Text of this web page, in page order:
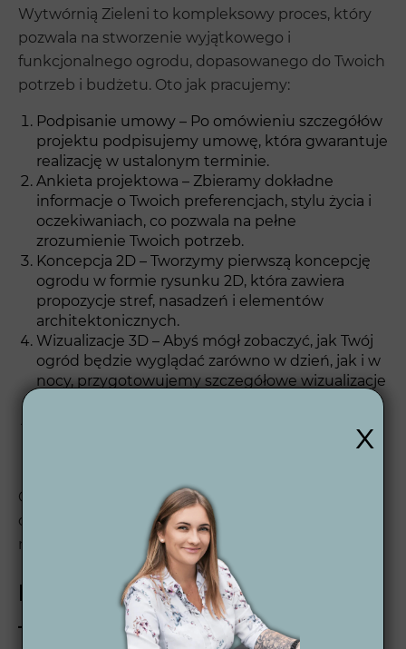
Wytwórnią Zieleni to kompleksowy proces, który
pozwala na stworzenie wyjątkowego i
funkcjonalnego ogrodu, dopasowanego do Twoich
potrzeb i budżetu. Oto jak pracujemy:
Podpisanie umowy – Po omówieniu szczegółów
projektu podpisujemy umowę, która gwarantuje
realizację w ustalonym terminie.
Ankieta projektowa – Zbieramy dokładne
informacje o Twoich preferencjach, stylu życia i
oczekiwaniach, co pozwala na pełne
zrozumienie Twoich potrzeb.
Koncepcja 2D – Tworzymy pierwszą koncepcję
ogrodu w formie rysunku 2D, która zawiera
propozycje stref, nasadzeń i elementów
architektonicznych.
Wizualizacje 3D – Abyś mógł zobaczyć, jak Twój
ogród będzie wyglądać zarówno w dzień, jak i w
nocy, przygotowujemy szczegółowe wizualizacje
dostarczamy projekt wykonawczy, który zawiera
Chcesz dowiedzieć się więcej o tym w jaki sposób
działamy? Sprawdź jak przebiega dokładnie
nasz
proces projektowania ogrodu
Projekt ogrodu w Strumieniu
– Piękno, funkcjonalność i
x